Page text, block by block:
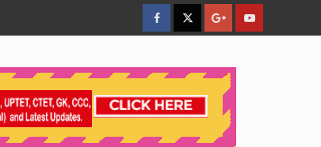
facebookTwitterGoogleYouTube